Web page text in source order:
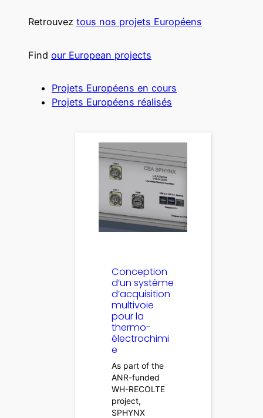
Retrouvez tous nos projets Européens
Find our European projects
Projets Européens en cours
Projets Européens réalisés
Conception
d’un système
d’acquisition
multivoie
pour la
thermo-
électrochimi
e
As part of the
ANR-funded
WH-RECOLTE
project,
SPHYNX